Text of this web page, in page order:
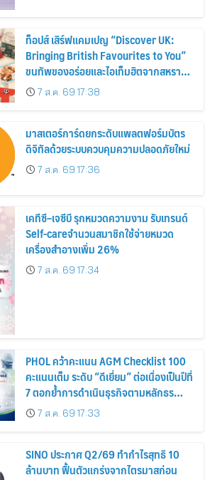
ท็อปส์ เสิร์ฟแคมเปญ “Discover UK:
Bringing British Favourites to You”
ขนทัพของอร่อยและไอเท็มฮิตจากสหราช
อาณาจักร ส่งตรงถึงมือตั้งแต่วันนี้ – 18
สิงหาคมนี้
7 ส.ค. 69 17:38
มาสเตอร์การ์ดยกระดับแพลตฟอร์มบัตร
ดิจิทัลด้วยระบบควบคุมความปลอดภัยใหม่
7 ส.ค. 69 17:36
เคทีซี–เจซีบี รุกหมวดความงาม รับเทรนด์
Self-careจำนวนสมาชิกใช้จ่ายหมวด
เครื่องสำอางเพิ่ม 26%
7 ส.ค. 69 17:34
PHOL คว้าคะแนน AGM Checklist 100
คะแนนเต็ม ระดับ “ดีเยี่ยม” ต่อเนื่องเป็นปีที่
7 ตอกย้ำการดำเนินธุรกิจตามหลักธร
รมาภิบาล โปร่งใส สร้างความเชื่อมั่นผู้ถือ
หุ้น
7 ส.ค. 69 17:33
SINO ประกาศ Q2/69 ทำกำไรสุทธิ 10
ล้านบาท ฟื้นตัวแกร่งจากไตรมาสก่อน